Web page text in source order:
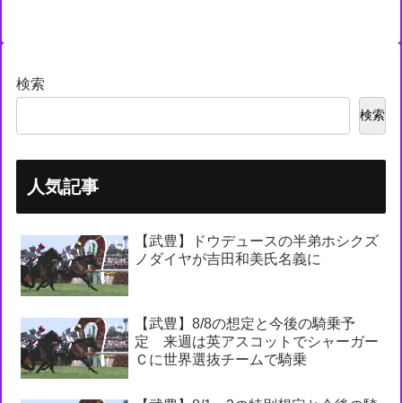
検索
検索
人気記事
【武豊】ドウデュースの半弟ホシクズ
ノダイヤが吉田和美氏名義に
【武豊】8/8の想定と今後の騎乗予
定 来週は英アスコットでシャーガー
Ｃに世界選抜チームで騎乗